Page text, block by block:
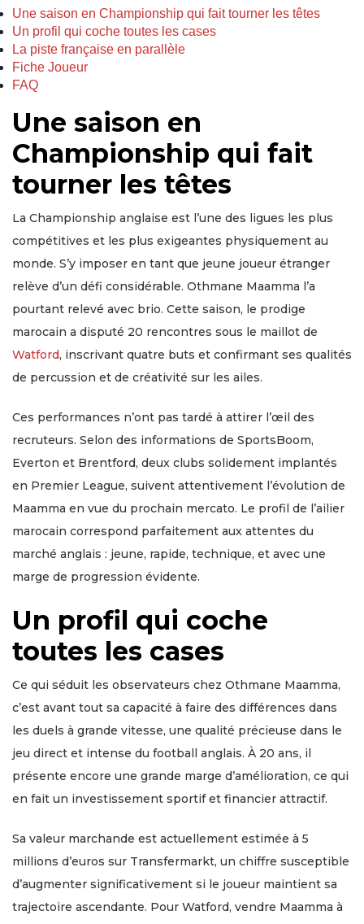
Une saison en Championship qui fait tourner les têtes
Un profil qui coche toutes les cases
La piste française en parallèle
Fiche Joueur
FAQ
Une saison en
Championship qui fait
tourner les têtes
La Championship anglaise est l’une des ligues les plus
compétitives et les plus exigeantes physiquement au
monde. S’y imposer en tant que jeune joueur étranger
relève d’un défi considérable. Othmane Maamma l’a
pourtant relevé avec brio. Cette saison, le prodige
marocain a disputé 20 rencontres sous le maillot de
Watford, inscrivant quatre buts et confirmant ses qualités
de percussion et de créativité sur les ailes.
Ces performances n’ont pas tardé à attirer l’œil des
recruteurs. Selon des informations de SportsBoom,
Everton et Brentford, deux clubs solidement implantés
en Premier League, suivent attentivement l’évolution de
Maamma en vue du prochain mercato. Le profil de l’ailier
marocain correspond parfaitement aux attentes du
marché anglais : jeune, rapide, technique, et avec une
marge de progression évidente.
Un profil qui coche
toutes les cases
Ce qui séduit les observateurs chez Othmane Maamma,
c’est avant tout sa capacité à faire des différences dans
les duels à grande vitesse, une qualité précieuse dans le
jeu direct et intense du football anglais. À 20 ans, il
présente encore une grande marge d’amélioration, ce qui
en fait un investissement sportif et financier attractif.
Sa valeur marchande est actuellement estimée à 5
millions d’euros sur Transfermarkt, un chiffre susceptible
d’augmenter significativement si le joueur maintient sa
trajectoire ascendante. Pour Watford, vendre Maamma à